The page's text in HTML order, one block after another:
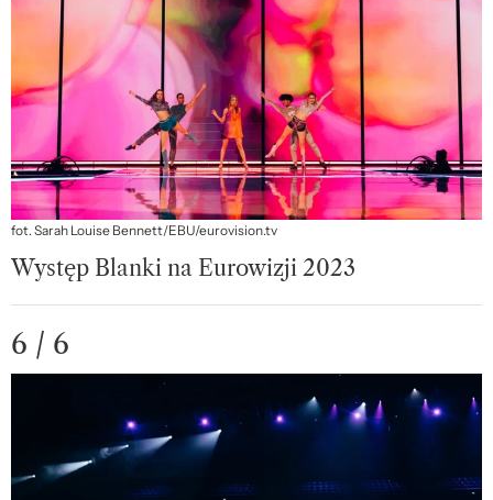
fot. Sarah Louise Bennett/EBU/eurovision.tv
Występ Blanki na Eurowizji 2023
6 / 6